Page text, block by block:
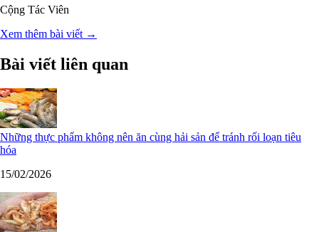
Cộng Tác Viên
Xem thêm bài viết →
Bài viết liên quan
Những thực phẩm không nên ăn cùng hải sản để tránh rối loạn tiêu
hóa
15/02/2026